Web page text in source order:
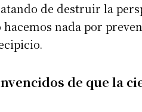
de destruir la
nada por
de que la